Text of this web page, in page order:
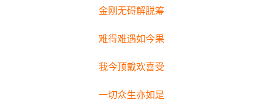
金刚无碍解脱筹
难得难遇如今果
我今顶戴欢喜受
一切众生亦如是